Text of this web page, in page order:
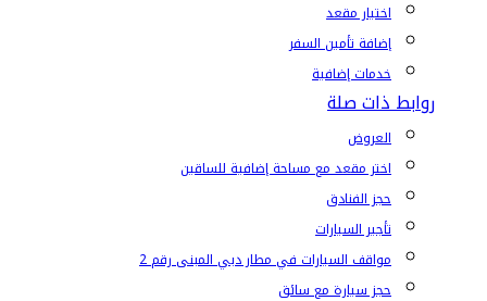
اختيار مقعد
إضافة تأمين السفر
خدمات إضافية
روابط ذات صلة
العروض
اختر مقعد مع مساحة إضافية للساقين
حجز الفنادق
تأجير السيارات
مواقف السيارات في مطار دبي المبنى رقم 2
حجز سيارة مع سائق